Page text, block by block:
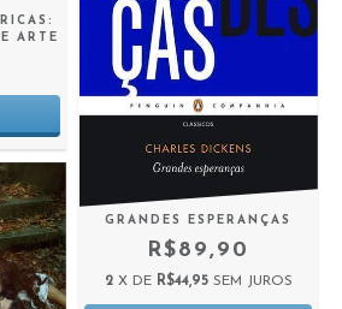
ARTE
GRANDES ESPERANÇAS
R$89,90
2 X DE R$44,95 SEM JUROS